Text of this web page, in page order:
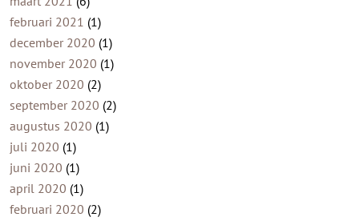
februari 2021 (1)
december 2020 (1)
november 2020 (1)
oktober 2020 (2)
september 2020 (2)
augustus 2020 (1)
juli 2020 (1)
juni 2020 (1)
april 2020 (1)
februari 2020 (2)